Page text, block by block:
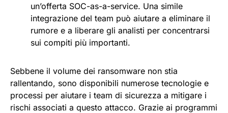
un’offerta SOC-as-a-service. Una simile
integrazione del team può aiutare a eliminare il
rumore e a liberare gli analisti per concentrarsi
sui compiti più importanti.
Sebbene il volume dei ransomware non stia
rallentando, sono disponibili numerose tecnologie e
processi per aiutare i team di sicurezza a mitigare i
rischi associati a questo attacco. Grazie ai programmi